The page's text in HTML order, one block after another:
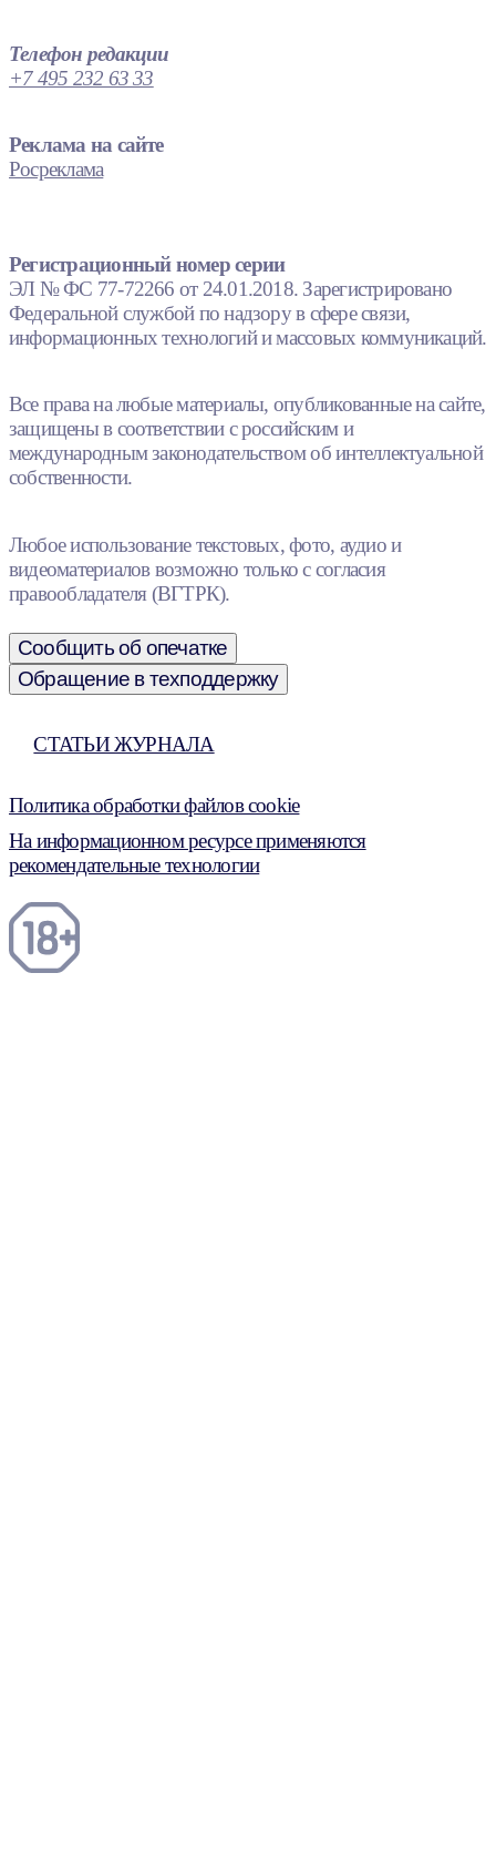
Телефон редакции
+7 495 232 63 33
Реклама на сайте
Росреклама
Регистрационный номер серии
ЭЛ № ФС 77-72266 от 24.01.2018. Зарегистрировано
Федеральной службой по надзору в сфере связи,
информационных технологий и массовых коммуникаций.
Все права на любые материалы, опубликованные на сайте,
защищены в соответствии с российским и
международным законодательством об интеллектуальной
собственности.
Любое использование текстовых, фото, аудио и
видеоматериалов возможно только с согласия
правообладателя (ВГТРК).
Сообщить об опечатке
Обращение в техподдержку
СТАТЬИ ЖУРНАЛА
Политика обработки файлов cookie
На информационном ресурсе применяются
рекомендательные технологии